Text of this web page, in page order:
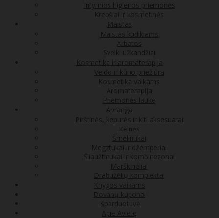
Intymios higienos priemonės
Krepšiai ir kosmetinės
Maistas
Maistas kūdikiams
Arbatos
Sveiki užkandžiai
Kosmetika ir aromaterapija
Veido ir kūno priežiūra
Kosmetika vaikams
Aromaterapija
Priemonės lauke
Apranga
Pirštinės, kepurės ir kiti aksesuarai
Kelnės
Smėlinukai
Megztukai ir džemperiai
Šliaužtinukai ir kombinezonai
Marškinėliai
Drabužėlių komplektai
Knygos vaikams
Dovanų kuponai
Išparduotuvė
Apie Avietę